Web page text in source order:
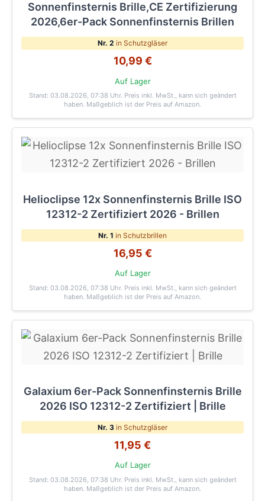
Sonnenfinsternis Brille,CE Zertifizierung
2026,6er-Pack Sonnenfinsternis Brillen
Nr. 2 in Schutzgläser
10,99 €
Auf Lager
Stand: 03.08.2026, 07:38 Uhr. Preis inkl. MwSt., kann sich geändert
haben. Maßgeblich ist der Preis auf Amazon.
Helioclipse 12x Sonnenfinsternis Brille ISO
12312-2 Zertifiziert 2026 - Brillen
Nr. 1 in Schutzbrillen
16,95 €
Auf Lager
Stand: 03.08.2026, 07:38 Uhr. Preis inkl. MwSt., kann sich geändert
haben. Maßgeblich ist der Preis auf Amazon.
Galaxium 6er-Pack Sonnenfinsternis Brille
2026 ISO 12312-2 Zertifiziert | Brille
Nr. 3 in Schutzgläser
11,95 €
Auf Lager
Stand: 03.08.2026, 07:38 Uhr. Preis inkl. MwSt., kann sich geändert
haben. Maßgeblich ist der Preis auf Amazon.